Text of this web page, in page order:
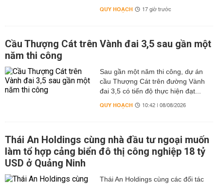
QUY HOẠCH 17 giờ trước
Cầu Thượng Cát trên Vành đai 3,5 sau gần một
năm thi công
Sau gần một năm thi công, dự án
cầu Thượng Cát trên đường Vành
đai 3,5 có tiến độ thực hiện đạt...
QUY HOẠCH 10:42 | 08/08/2026
Thái An Holdings cùng nhà đầu tư ngoại muốn
làm tổ hợp cảng biển đô thị công nghiệp 18 tỷ
USD ở Quảng Ninh
Thái An Holdings cùng các đối tác